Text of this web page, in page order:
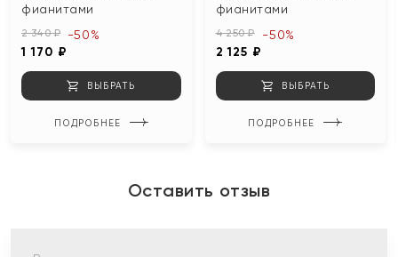
фианитами
2 340 ₽
1 170 ₽
-50%
ВЫБРАТЬ
ПОДРОБНЕЕ
фианитами
4 250 ₽
2 125 ₽
-50%
ВЫБРАТЬ
ПОДРОБНЕЕ
Оставить отзыв